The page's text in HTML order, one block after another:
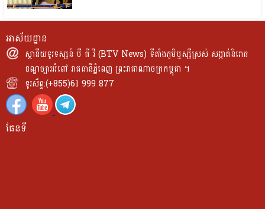
អាស័យដ្ឋាន
ស្ថានីយទូរទស្សន៍ បី ធី វី (BTV News) ទីតាំងភូមិឬស្សីស្រស់ សង្កាត់និរោធ
ខណ្ឌច្បារអំពៅ រាជធានីភ្នំពេញ ព្រះរាជាណាចក្រកម្ពុជា ។
ទូរស័ព្ទ:(+855)61 999 877
ផែនទី